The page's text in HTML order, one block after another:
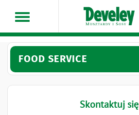
FOOD SERVICE
Skontaktuj się